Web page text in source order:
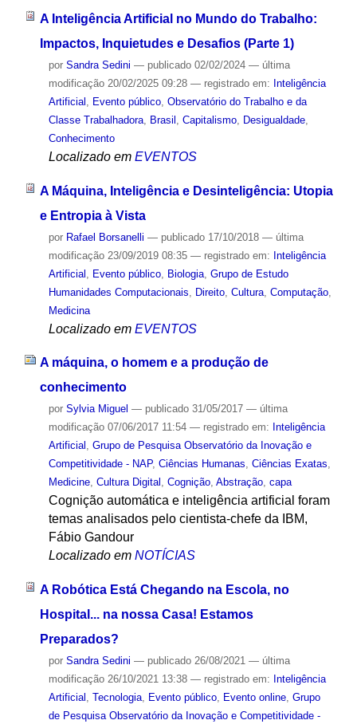
A Inteligência Artificial no Mundo do Trabalho:
Impactos, Inquietudes e Desafios (Parte 1)
por Sandra Sedini — publicado02/02/2024 — última
modificação20/02/2025 09:28 — registrado em: Inteligência
Artificial
Evento público, Observatório do Trabalho e da
Classe Trabalhadora, Brasil Capitalismo, Desigualdade,
Conhecimento
Localizado em EVENTOS
A Máquina, Inteligência e Desinteligência: Utopia
e Entropia à Vista
por Rafael Borsanelli — publicado17/10/2018 — última
modificação23/09/2019 08:35 — registrado em: Inteligência
Artificial
Evento público, Biologia, Grupo de Estudo
Humanidades Computacionais
Direito, Cultura, Computação,
Medicina
Localizado em EVENTOS
A máquina, o homem e a produção de
conhecimento
por Sylvia Miguel — publicado31/05/2017 — última
modificação07/06/2017 11:54 — registrado em: Inteligência
Artificial , Grupo de Pesquisa Observatório da Inovação e
Competitividade - NAP, Ciências Humanas, Ciências Exatas,
Medicine, Cultura Digital , Cognição, Abstração, capa
Cognição automática e inteligência artificial foram
temas analisados pelo cientista-chefe da IBM,
Fábio Gandour
Localizado em NOTÍCIAS
A Robótica Está Chegando na Escola, no
Hospital... na nossa Casa! Estamos
Preparados?
por Sandra Sedini — publicado26/08/2021 — última
modificação26/10/2021 13:38 — registrado em: Inteligência
Artificial , Tecnologia, Evento público, Evento online, Grupo
de Pesquisa Observatório da Inovação e Competitividade -